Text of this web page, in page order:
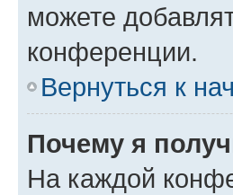
можете
конференции.
Вернуться к
Почему я
На каждой